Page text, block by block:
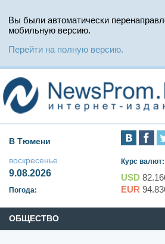
Вы были автоматически
мобильную версию.
Перейти на полную версию.
В Тюмени
воскресенье
9.08.2026
Погода:
Курс валют:
USD
EUR
ОБЩЕСТВО